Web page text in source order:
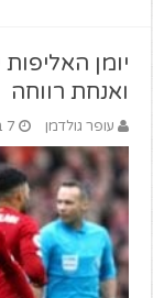
יומן
ואנחת רווחה
עופר גולדמן 7 במרץ 2020